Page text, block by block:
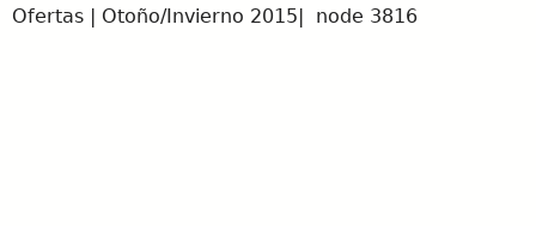
Ofertas | Otoño/Invierno 2015| node 3816